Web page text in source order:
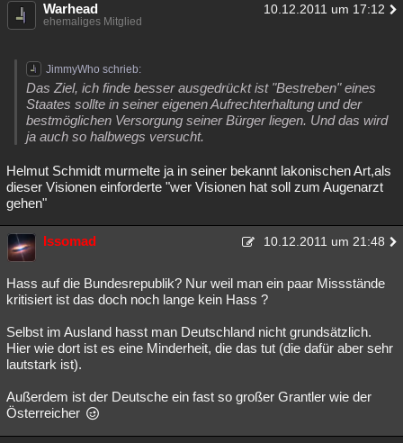
Warhead 10.12.2011 um 17:12
ehemaliges Mitglied
JimmyWho schrieb:
Das Ziel, ich finde besser ausgedrückt ist "Bestreben" eines
Staates sollte in seiner eigenen Aufrechterhaltung und der
bestmöglichen Versorgung seiner Bürger liegen. Und das wird
ja auch so halbwegs versucht.
Helmut Schmidt murmelte ja in seiner bekannt lakonischen Art,als
dieser Visionen einforderte "wer Visionen hat soll zum Augenarzt
gehen"
Issomad 10.12.2011 um 21:48
Hass auf die Bundesrepublik? Nur weil man ein paar Missstände
kritisiert ist das doch noch lange kein Hass ?
Selbst im Ausland hasst man Deutschland nicht grundsätzlich.
Hier wie dort ist es eine Minderheit, die das tut (die dafür aber sehr
lautstark ist).
Außerdem ist der Deutsche ein fast so großer Grantler wie der
Österreicher